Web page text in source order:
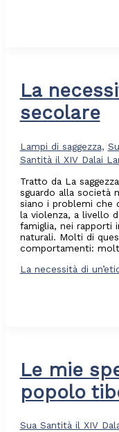
La
secolare
Lampi di saggezza,
Santità il XIV Dalai
Tratto da La
sguardo alla società
siano i problemi che
la violenza, a livello
famiglia, nei rapporti
naturali. Molti di
comportamenti:
La necessità di
Le mie
popolo
Sua Santità il XIV